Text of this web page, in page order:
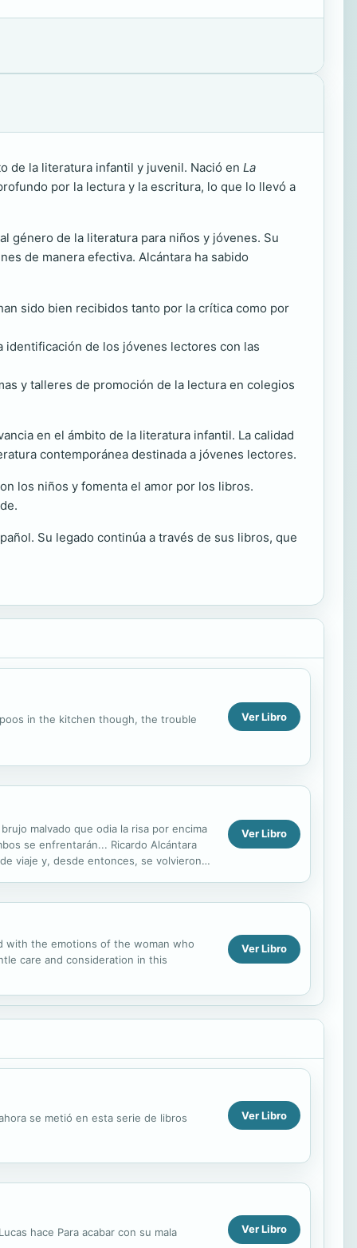
de la literatura infantil y juvenil. Nació en La
por la lectura y la escritura, lo que lo llevó a
género de la literatura para niños y jóvenes. Su
de manera efectiva. Alcántara ha sabido
sido bien recibidos tanto por la crítica como por
de los jóvenes lectores con las
y talleres de promoción de la lectura en colegios
en el ámbito de la literatura infantil. La calidad
contemporánea destinada a jóvenes lectores.
los niños y fomenta el amor por los libros.
Su legado continúa a través de sus libros, que
in the kitchen though, the trouble Ver Libro
malvado que odia la risa por encima
se enfrentarán... Ricardo Alcántara
viaje y, desde entonces, se volvieron
Ver Libro
with the emotions of the woman who
care and consideration in this
Ver Libro
se metió en esta serie de libros Ver Libro
hace Para acabar con su mala Ver Libro